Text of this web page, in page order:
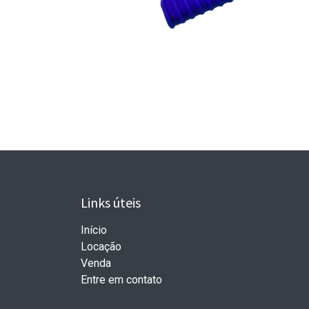
Links úteis
Início
Locação
Venda
Entre em contato